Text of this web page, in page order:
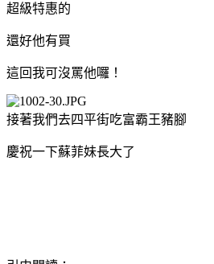
超級特惠的
還好他有買
這回我可沒罵他囉！
接著我們去四平街吃富霸王豬腳
慶祝一下蘇菲妹長大了